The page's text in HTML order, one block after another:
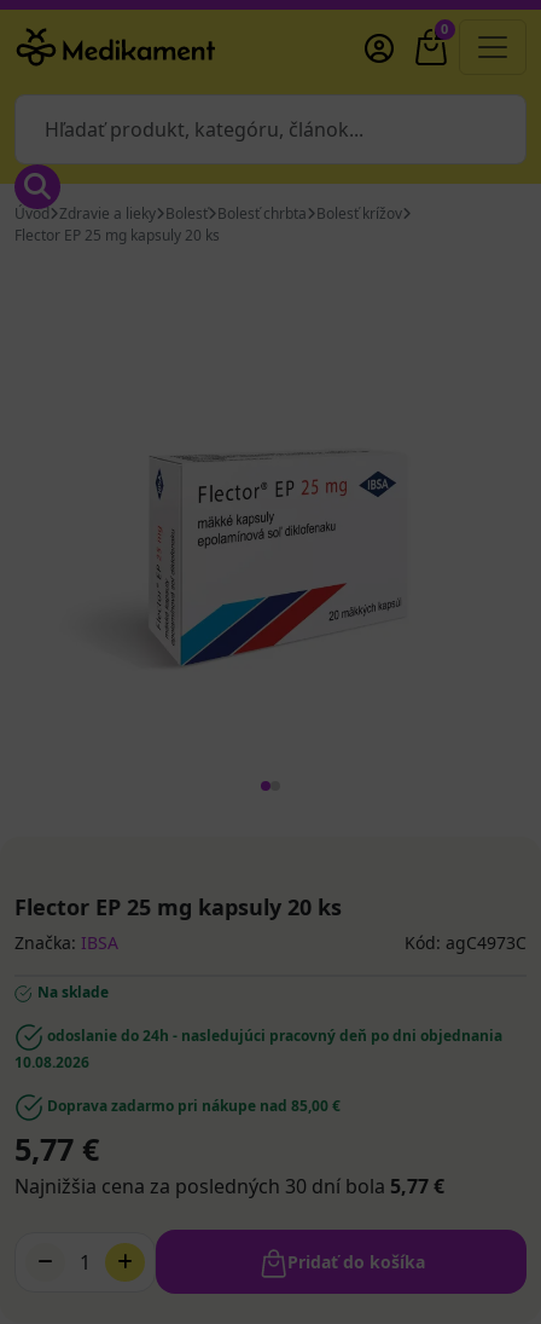
0
Úvod Zdravie a lieky Bolesť Bolesť chrbta Bolesť krížov
Flector EP 25 mg kapsuly 20 ks
Flector EP 25 mg kapsuly 20 ks
Značka: IBSA Kód: agC4973C
Na sklade
odoslanie do 24h - nasledujúci pracovný deň po dni objednania
10.08.2026
Doprava zadarmo pri nákupe nad 85,00 €
5,77 €
Najnižšia cena za posledných 30 dní bola 5,77 €
1 Pridať do košíka